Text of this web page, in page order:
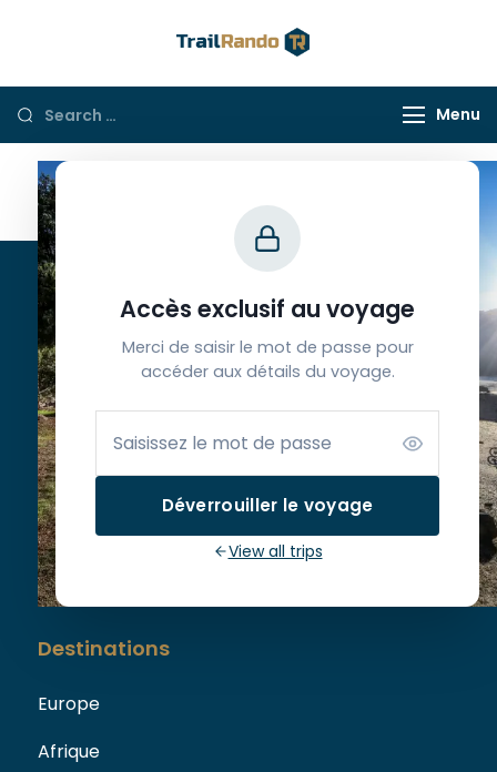
Menu
Accès exclusif au voyage
Merci de saisir le mot de passe pour
accéder aux détails du voyage.
Déverrouiller le voyage
View all trips
Contacts
Ouvert du lundi au samedi
de 9h à 12h30 et de 13h30 à 18h
(+33) 6 65 39 33 63
info@trailrando.fr
Destinations
Europe
Afrique